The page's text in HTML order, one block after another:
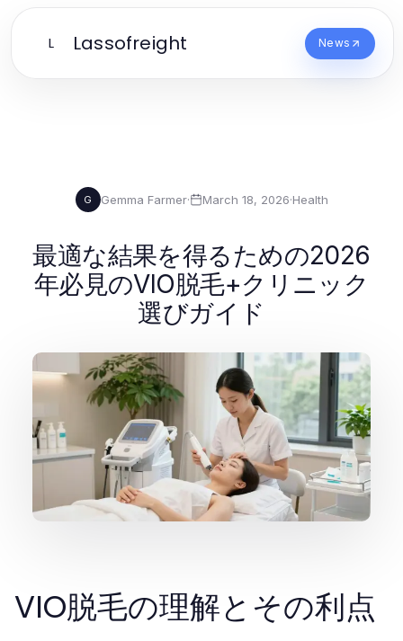
L Lassofreight News
G Gemma Farmer· March 18, 2026·Health
最適な結果を得るための2026
年必見のVIO脱毛+クリニック
選びガイド
VIO脱毛の理解とその利点